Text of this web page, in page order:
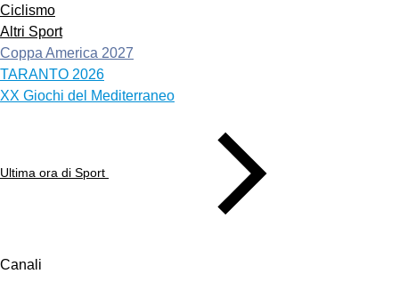
Ciclismo
Altri Sport
Coppa America 2027
TARANTO 2026
XX Giochi del Mediterraneo
Ultima ora di Sport
Canali